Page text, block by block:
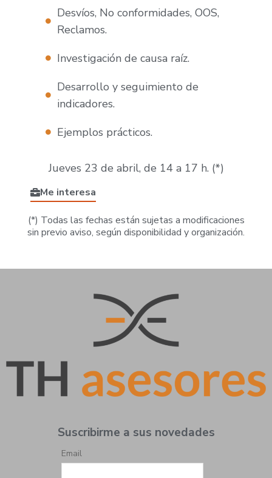
Desvíos, No conformidades, OOS,
Reclamos.
Investigación de causa raíz.
Desarrollo y seguimiento de
indicadores.
Ejemplos prácticos.
Jueves 23 de abril, de 14 a 17 h. (*)
Me interesa
(*) Todas las fechas están sujetas a modificaciones
sin previo aviso, según disponibilidad y organización.
Suscribirme a sus novedades
Email